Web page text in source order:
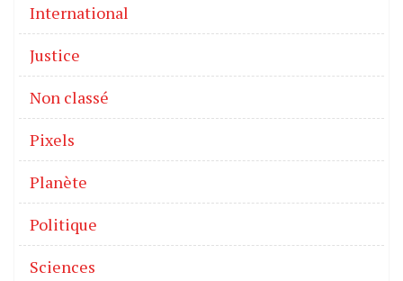
International
Justice
Non classé
Pixels
Planète
Politique
Sciences